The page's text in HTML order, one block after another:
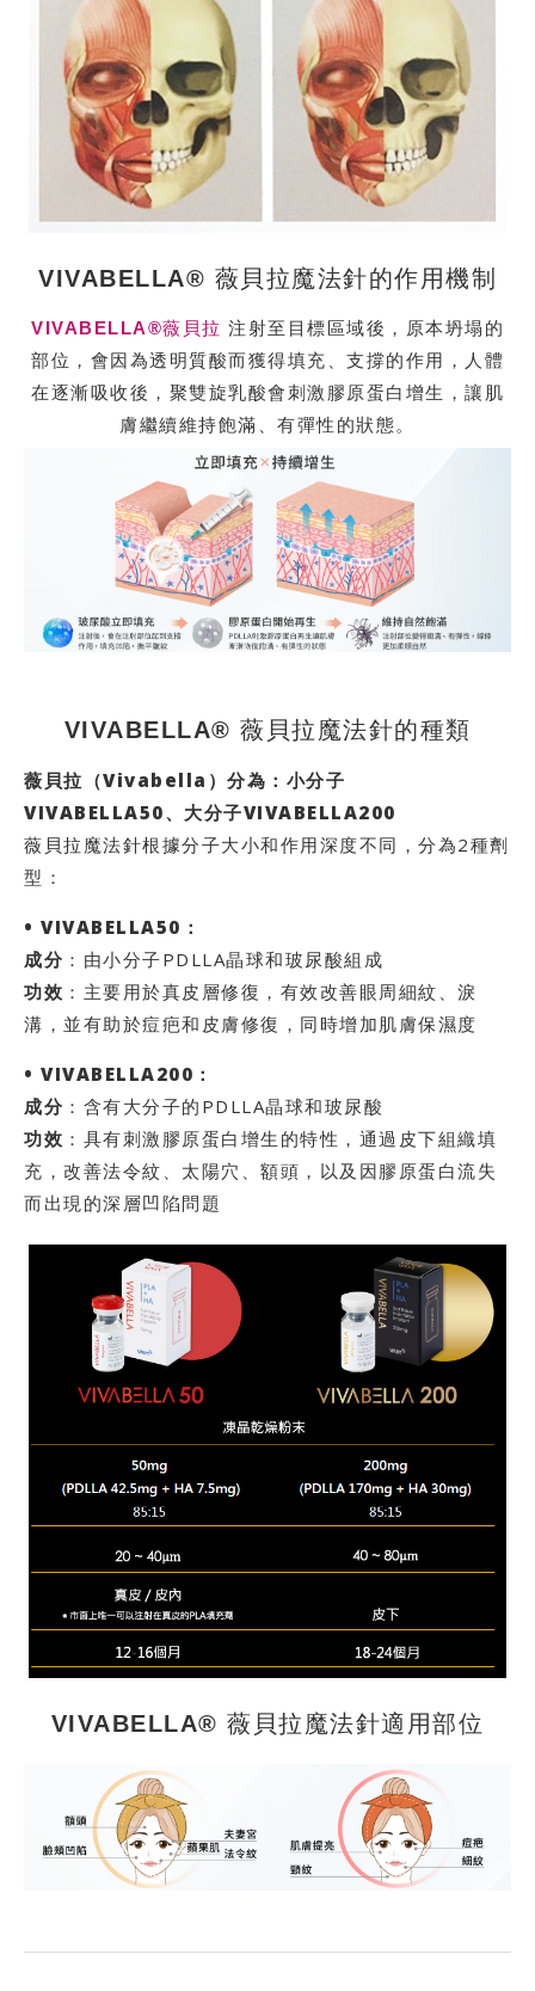
VIVABELLA® 薇貝拉魔法針的作用機制
VIVABELLA®薇貝拉 注射至目標區域後，原本坍塌的
部位，會因為透明質酸而獲得填充、支撐的作用，人體
在逐漸吸收後，聚雙旋乳酸會刺激膠原蛋白增生，讓肌
膚繼續維持飽滿、有彈性的狀態。
VIVABELLA® 薇貝拉魔法針的種類
薇貝拉（Vivabella）分為：小分子
VIVABELLA50、大分子VIVABELLA200
薇貝拉魔法針根據分子大小和作用深度不同，分為2種劑
型：
• VIVABELLA50：
成分 ：由小分子PDLLA晶球和玻尿酸組成
功效 ：主要用於真皮層修復，有效改善眼周細紋、淚
溝，並有助於痘疤和皮膚修復，同時增加肌膚保濕度
• VIVABELLA200：
成分 ：含有大分子的PDLLA晶球和玻尿酸
功效 ：具有刺激膠原蛋白增生的特性，通過皮下組織填
充，改善法令紋、太陽穴、額頭，以及因膠原蛋白流失
而出現的深層凹陷問題
VIVABELLA® 薇貝拉魔法針適用部位